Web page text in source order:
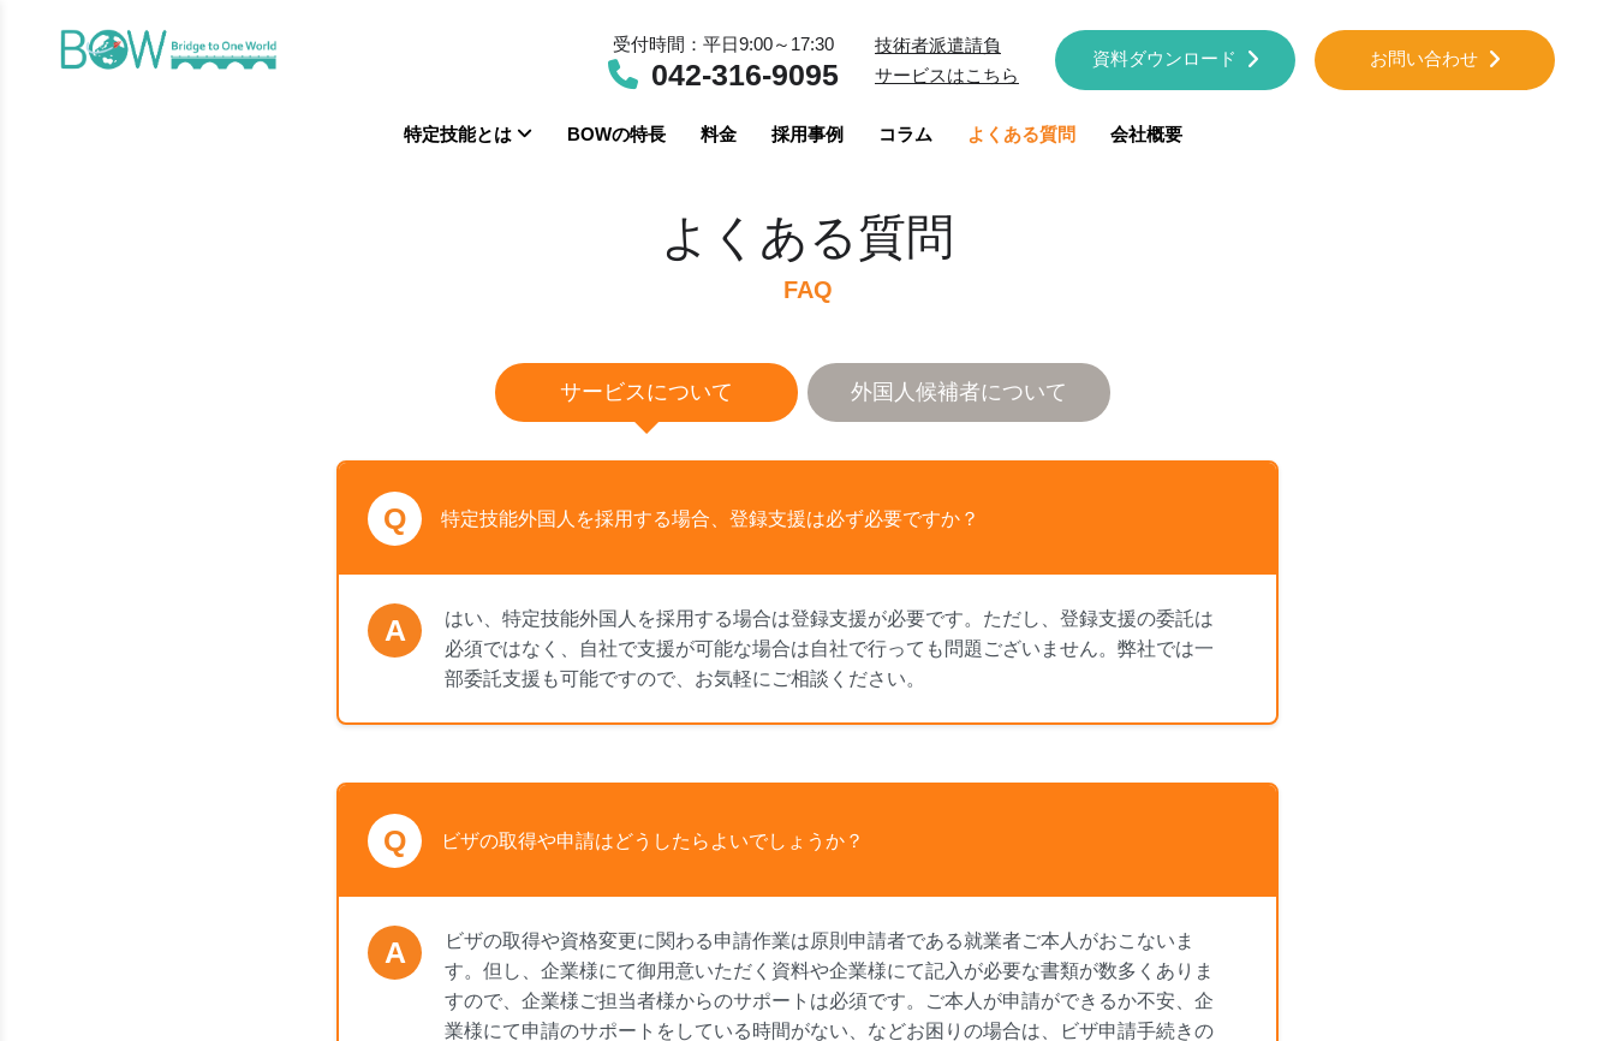
受付時間：平日9:00～17:30
042-316-9095
技術者派遣請負
サービスはこちら
資料ダウンロード お問い合わせ
特定技能とは BOWの特長 料金 採用事例 コラム よくある質問 会社概要
よくある質問
FAQ
サービスについて 外国人候補者について
Q 特定技能外国人を採用する場合、登録支援は必ず必要ですか？
A
はい、特定技能外国人を採用する場合は登録支援が必要です。ただし、登録支援の委託は
必須ではなく、自社で支援が可能な場合は自社で行っても問題ございません。弊社では一
部委託支援も可能ですので、お気軽にご相談ください。
Q ビザの取得や申請はどうしたらよいでしょうか？
A
ビザの取得や資格変更に関わる申請作業は原則申請者である就業者ご本人がおこないま
す。但し、企業様にて御用意いただく資料や企業様にて記入が必要な書類が数多くありま
すので、企業様ご担当者様からのサポートは必須です。ご本人が申請ができるか不安、企
業様にて申請のサポートをしている時間がない、などお困りの場合は、ビザ申請手続きの